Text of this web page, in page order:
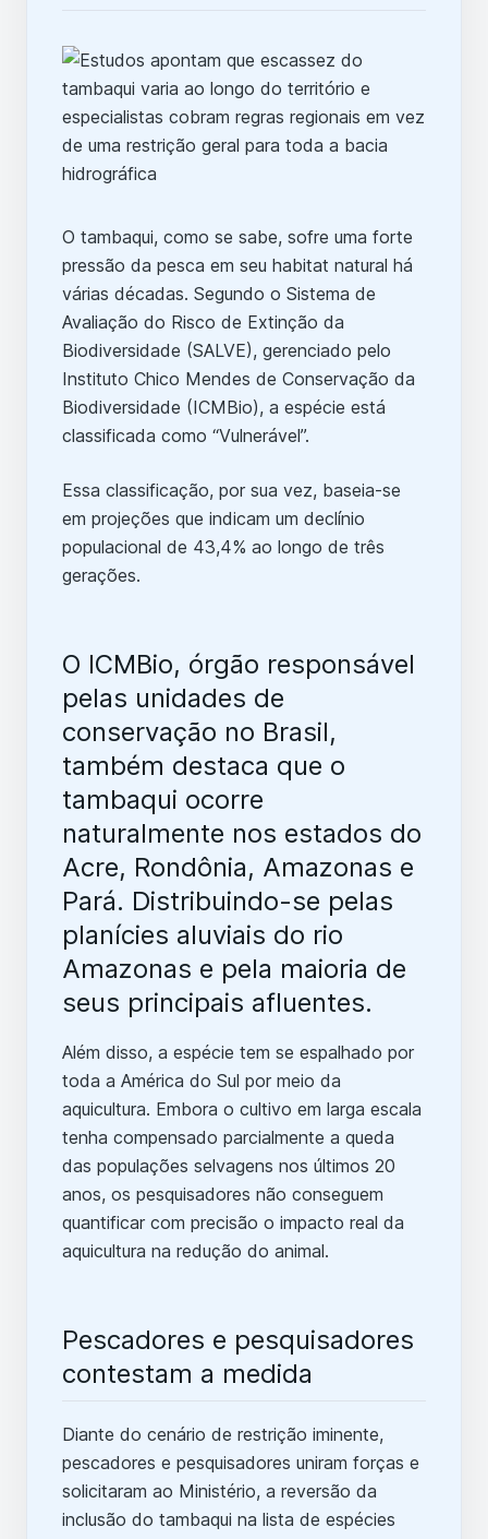
O tambaqui, como se sabe, sofre uma forte
pressão da pesca em seu habitat natural há
várias décadas. Segundo o Sistema de
Avaliação do Risco de Extinção da
Biodiversidade (SALVE), gerenciado pelo
Instituto Chico Mendes de Conservação da
Biodiversidade (ICMBio), a espécie está
classificada como “Vulnerável”.
Essa classificação, por sua vez, baseia-se
em projeções que indicam um declínio
populacional de 43,4% ao longo de três
gerações.
O ICMBio, órgão responsável
pelas unidades de
conservação no Brasil,
também destaca que o
tambaqui ocorre
naturalmente nos estados do
Acre, Rondônia, Amazonas e
Pará. Distribuindo-se pelas
planícies aluviais do rio
Amazonas e pela maioria de
seus principais afluentes.
Além disso, a espécie tem se espalhado por
toda a América do Sul por meio da
aquicultura. Embora o cultivo em larga escala
tenha compensado parcialmente a queda
das populações selvagens nos últimos 20
anos, os pesquisadores não conseguem
quantificar com precisão o impacto real da
aquicultura na redução do animal.
Pescadores e pesquisadores
contestam a medida
Diante do cenário de restrição iminente,
pescadores e pesquisadores uniram forças e
solicitaram ao Ministério, a reversão da
inclusão do tambaqui na lista de espécies